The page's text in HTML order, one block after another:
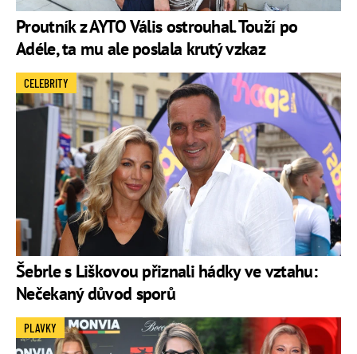
Proutník z AYTO Vális ostrouhal. Touží po
Adéle, ta mu ale poslala krutý vzkaz
Šebrle s Liškovou přiznali hádky ve vztahu:
Nečekaný důvod sporů
CELEBRITY
PLAVKY